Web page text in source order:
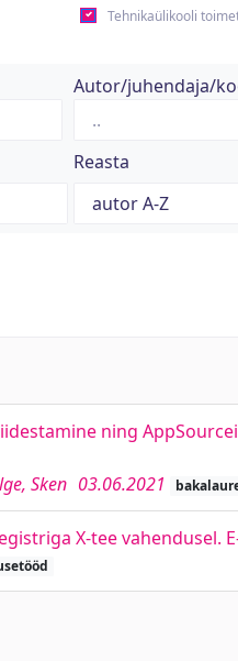
Tehnikaülikooli
Autor/juhendaja/
Reasta
ning
Sken 03.06.2021
X-tee vahendusel.